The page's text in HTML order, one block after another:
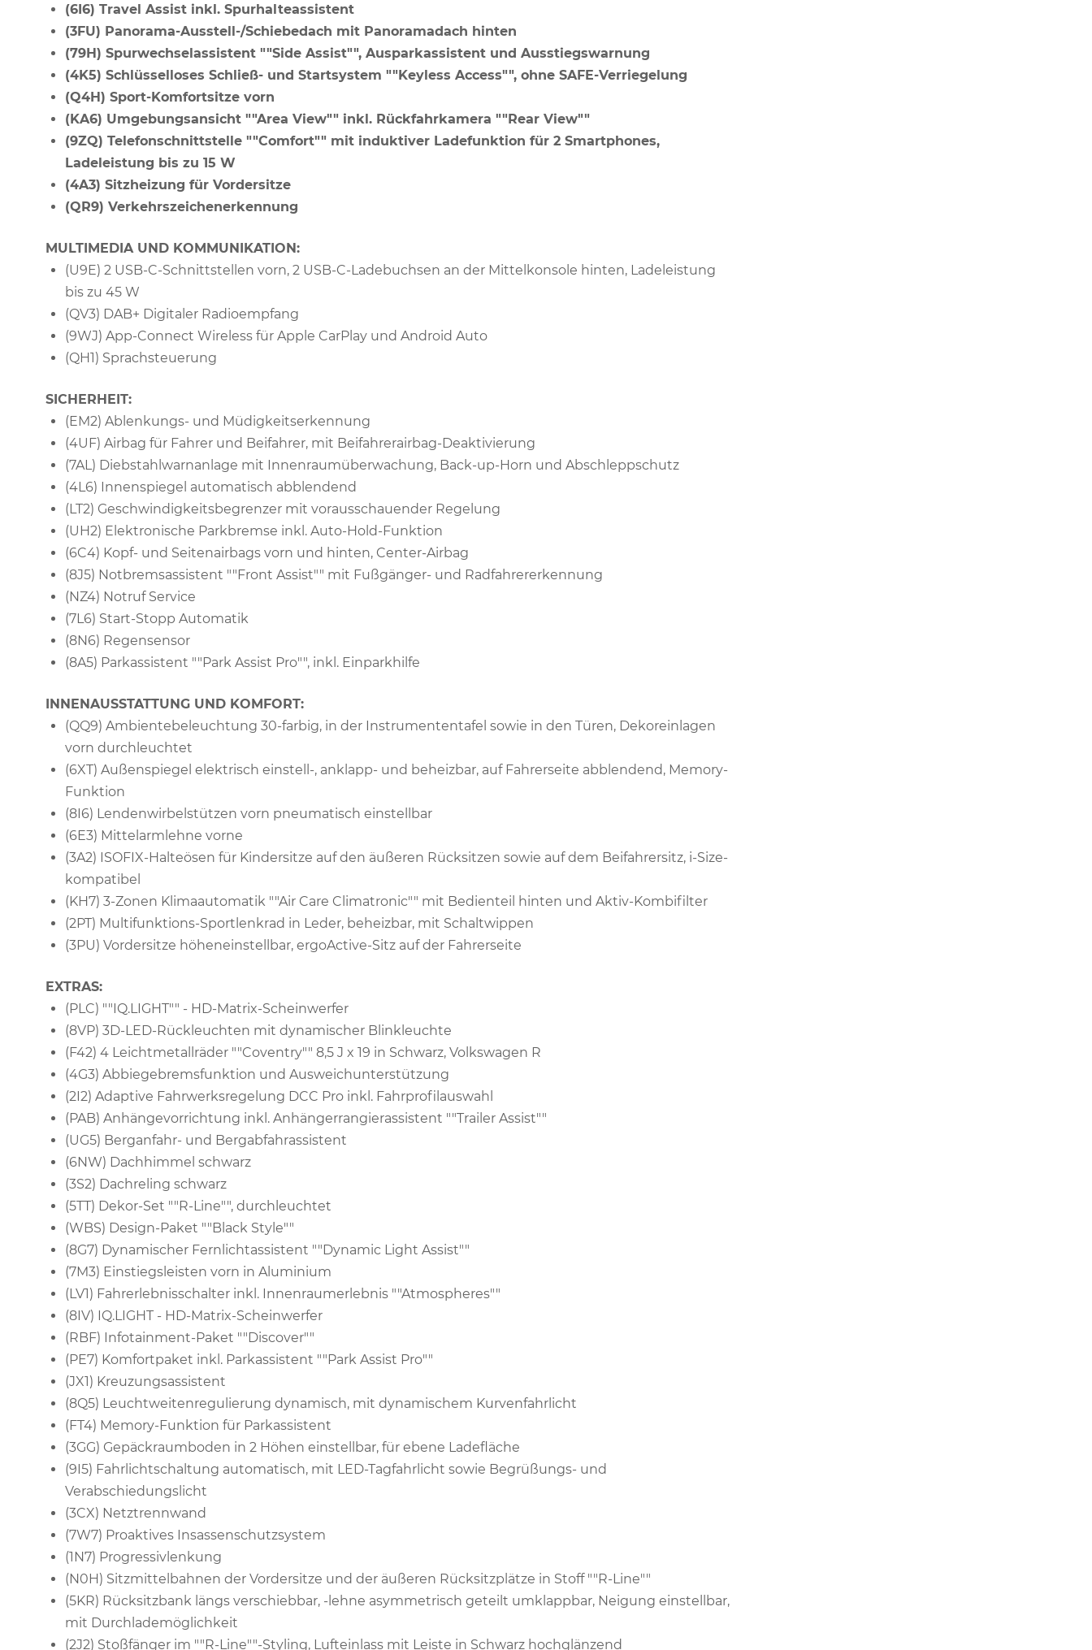
(6I6) Travel Assist inkl. Spurhalteassistent
(3FU) Panorama-Ausstell-/Schiebedach mit Panoramadach hinten
(79H) Spurwechselassistent ""Side Assist"", Ausparkassistent und Ausstiegswarnung
(4K5) Schlüsselloses Schließ- und Startsystem ""Keyless Access"", ohne SAFE-Verriegelung
(Q4H) Sport-Komfortsitze vorn
(KA6) Umgebungsansicht ""Area View"" inkl. Rückfahrkamera ""Rear View""
(9ZQ) Telefonschnittstelle ""Comfort"" mit induktiver Ladefunktion für 2 Smartphones,
Ladeleistung bis zu 15 W
(4A3) Sitzheizung für Vordersitze
(QR9) Verkehrszeichenerkennung
MULTIMEDIA UND KOMMUNIKATION:
(U9E) 2 USB-C-Schnittstellen vorn, 2 USB-C-Ladebuchsen an der Mittelkonsole hinten, Ladeleistung
bis zu 45 W
(QV3) DAB+ Digitaler Radioempfang
(9WJ) App-Connect Wireless für Apple CarPlay und Android Auto
(QH1) Sprachsteuerung
SICHERHEIT:
(EM2) Ablenkungs- und Müdigkeitserkennung
(4UF) Airbag für Fahrer und Beifahrer, mit Beifahrerairbag-Deaktivierung
(7AL) Diebstahlwarnanlage mit Innenraumüberwachung, Back-up-Horn und Abschleppschutz
(4L6) Innenspiegel automatisch abblendend
(LT2) Geschwindigkeitsbegrenzer mit vorausschauender Regelung
(UH2) Elektronische Parkbremse inkl. Auto-Hold-Funktion
(6C4) Kopf- und Seitenairbags vorn und hinten, Center-Airbag
(8J5) Notbremsassistent ""Front Assist"" mit Fußgänger- und Radfahrererkennung
(NZ4) Notruf Service
(7L6) Start-Stopp Automatik
(8N6) Regensensor
(8A5) Parkassistent ""Park Assist Pro"", inkl. Einparkhilfe
INNENAUSSTATTUNG UND KOMFORT:
(QQ9) Ambientebeleuchtung 30-farbig, in der Instrumententafel sowie in den Türen, Dekoreinlagen
vorn durchleuchtet
(6XT) Außenspiegel elektrisch einstell-, anklapp- und beheizbar, auf Fahrerseite abblendend, Memory-
Funktion
(8I6) Lendenwirbelstützen vorn pneumatisch einstellbar
(6E3) Mittelarmlehne vorne
(3A2) ISOFIX-Halteösen für Kindersitze auf den äußeren Rücksitzen sowie auf dem Beifahrersitz, i-Size-
kompatibel
(KH7) 3-Zonen Klimaautomatik ""Air Care Climatronic"" mit Bedienteil hinten und Aktiv-Kombifilter
(2PT) Multifunktions-Sportlenkrad in Leder, beheizbar, mit Schaltwippen
(3PU) Vordersitze höheneinstellbar, ergoActive-Sitz auf der Fahrerseite
EXTRAS:
(PLC) ""IQ.LIGHT"" - HD-Matrix-Scheinwerfer
(8VP) 3D-LED-Rückleuchten mit dynamischer Blinkleuchte
(F42) 4 Leichtmetallräder ""Coventry"" 8,5 J x 19 in Schwarz, Volkswagen R
(4G3) Abbiegebremsfunktion und Ausweichunterstützung
(2I2) Adaptive Fahrwerksregelung DCC Pro inkl. Fahrprofilauswahl
(PAB) Anhängevorrichtung inkl. Anhängerrangierassistent ""Trailer Assist""
(UG5) Berganfahr- und Bergabfahrassistent
(6NW) Dachhimmel schwarz
(3S2) Dachreling schwarz
(5TT) Dekor-Set ""R-Line"", durchleuchtet
(WBS) Design-Paket ""Black Style""
(8G7) Dynamischer Fernlichtassistent ""Dynamic Light Assist""
(7M3) Einstiegsleisten vorn in Aluminium
(LV1) Fahrerlebnisschalter inkl. Innenraumerlebnis ""Atmospheres""
(8IV) IQ.LIGHT - HD-Matrix-Scheinwerfer
(RBF) Infotainment-Paket ""Discover""
(PE7) Komfortpaket inkl. Parkassistent ""Park Assist Pro""
(JX1) Kreuzungsassistent
(8Q5) Leuchtweitenregulierung dynamisch, mit dynamischem Kurvenfahrlicht
(FT4) Memory-Funktion für Parkassistent
(3GG) Gepäckraumboden in 2 Höhen einstellbar, für ebene Ladefläche
(9I5) Fahrlichtschaltung automatisch, mit LED-Tagfahrlicht sowie Begrüßungs- und
Verabschiedungslicht
(3CX) Netztrennwand
(7W7) Proaktives Insassenschutzsystem
(1N7) Progressivlenkung
(N0H) Sitzmittelbahnen der Vordersitze und der äußeren Rücksitzplätze in Stoff ""R-Line""
(5KR) Rücksitzbank längs verschiebbar, -lehne asymmetrisch geteilt umklappbar, Neigung einstellbar,
mit Durchlademöglichkeit
(2J2) Stoßfänger im ""R-Line""-Styling, Lufteinlass mit Leiste in Schwarz hochglänzend